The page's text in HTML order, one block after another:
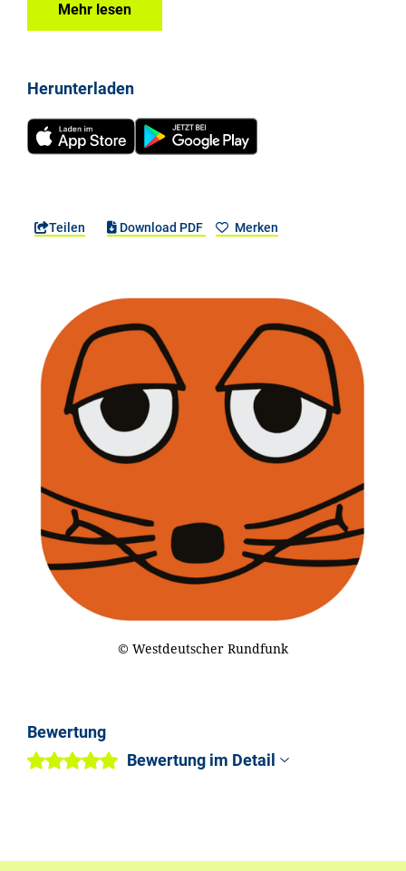
Mehr lesen
Herunterladen
Teilen Download PDF Merken
© Westdeutscher Rundfunk
Bewertung
Bewertung im Detail